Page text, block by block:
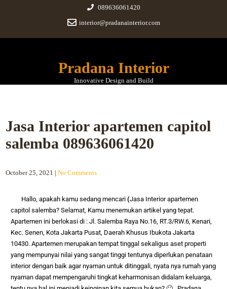
089636061420
interior@pradanainterior.com
Pradana Interior
Innovative Design and Build
Jasa Interior apartemen capitol
salemba 089636061420
October 25, 2021 |No Comments
Hallo, apakah kamu sedang mencari(Jasa Interior apartemen
capitol salemba? Selamat, Kamu menemukan artikel yang tepat.
Apartemen ini berlokasi di : Jl. Salemba Raya No.16, RT.3/RW.6, Kenari,
Kec. Senen, Kota Jakarta Pusat, Daerah Khusus Ibukota Jakarta
10430.Apartemen merupakan tempat tinggal sekaligus aset properti
yang mempunyai nilai yang sangat tinggi tentunya diperlukan penataan
interior dengan baik agar nyaman untuk ditinggali, nyata nya rumah yang
nyaman dapat mempengaruhi tingkat keharmonisan didalam keluarga,